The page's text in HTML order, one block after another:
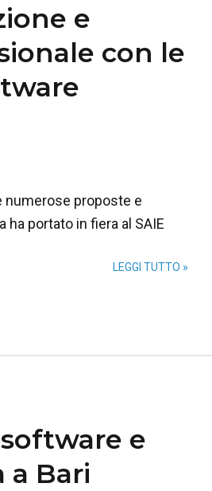
e
con le
numerose proposte e
portato in fiera al SAIE
LEGGI TUTTO »
e
a Bari